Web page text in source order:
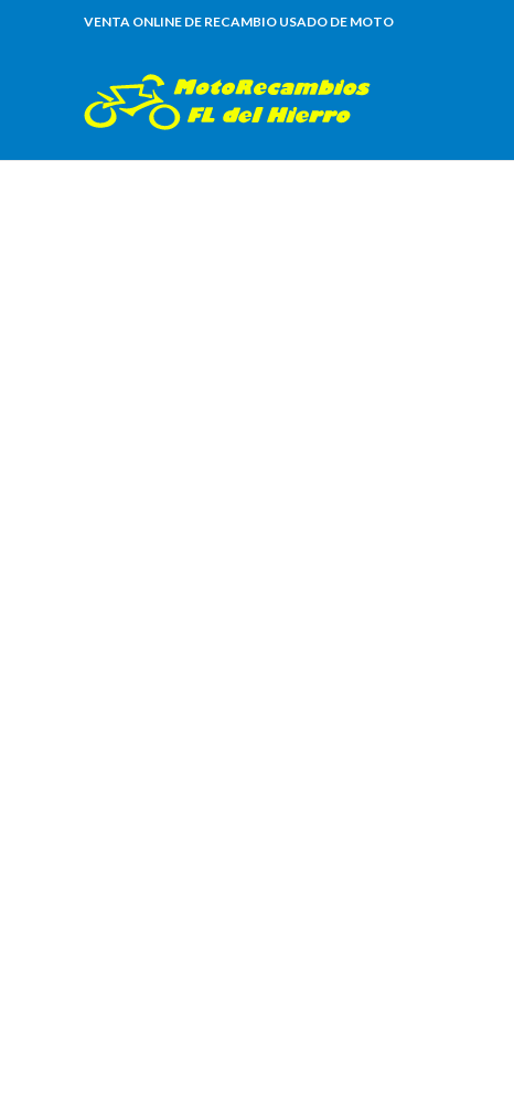
VENTA ONLINE DE RECAMBIO USADO DE MOTO